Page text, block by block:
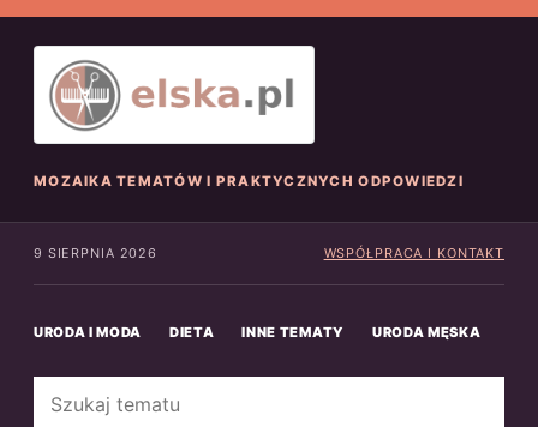
MOZAIKA TEMATÓW I PRAKTYCZNYCH ODPOWIEDZI
9 SIERPNIA 2026 WSPÓŁPRACA I KONTAKT
URODA I MODA DIETA INNE TEMATY URODA MĘSKA
Szukaj